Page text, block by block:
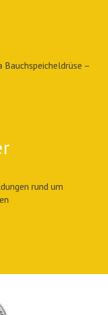
Bauchspeicheldrüse –
rund um